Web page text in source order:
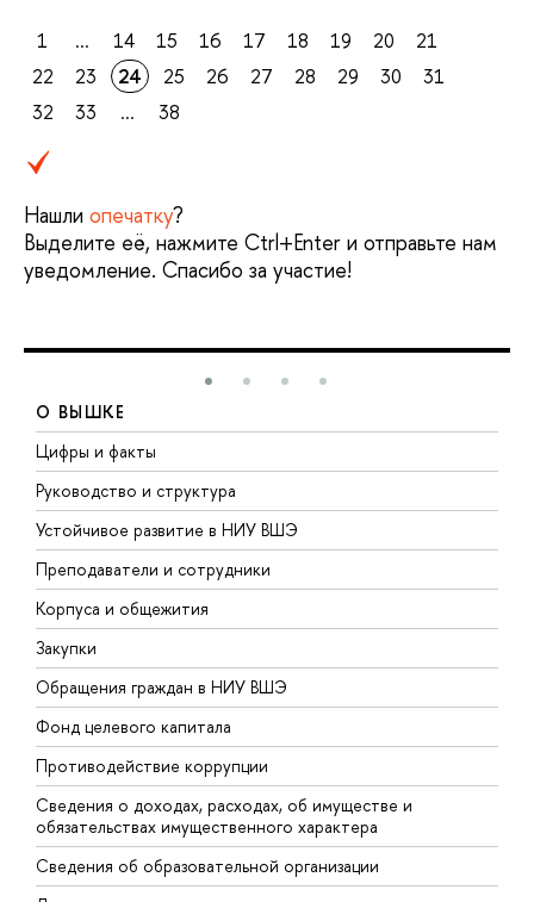
1 ... 14 15 16 17 18 19 20
21
22
23 24 25 26 27 28 29 30
31
32
33 ... 38
Нашли опечатку?
Выделите её, нажмите Ctrl+Enter и отправьте нам
уведомление. Спасибо за участие!
О ВЫШКЕ
Цифры и факты
Руководство и структура
Устойчивое развитие в НИУ ВШЭ
Преподаватели и сотрудники
Корпуса и общежития
Закупки
Обращения граждан в НИУ ВШЭ
Фонд целевого капитала
Противодействие коррупции
Сведения о доходах, расходах, об имуществе и
обязательствах имущественного характера
Сведения об образовательной организации